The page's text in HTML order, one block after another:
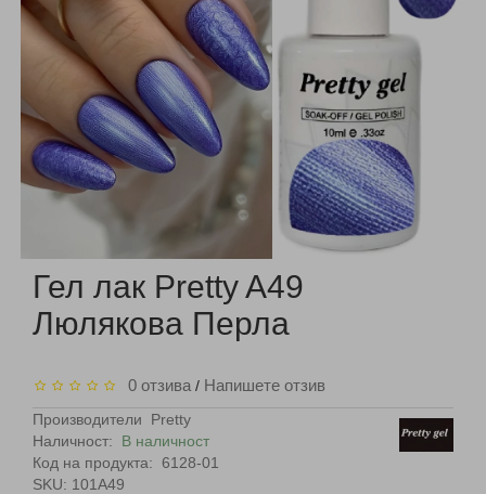
Гел лак Pretty A49
Люлякова Перла
0 отзива / Напишете отзив
Производители
Pretty
Наличност: В наличност
Код на продукта: 6128-01
SKU: 101A49